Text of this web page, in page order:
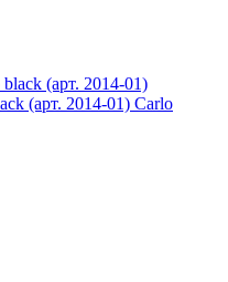
(арт. 2014-01) Carlo